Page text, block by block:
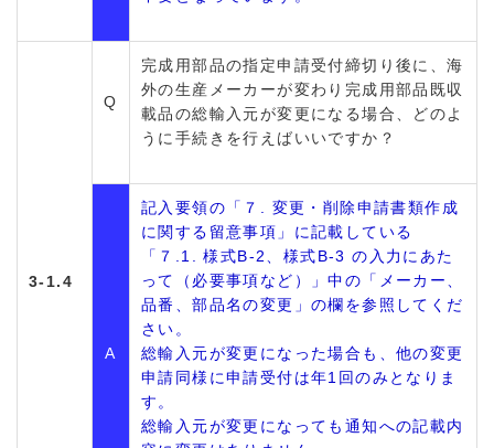
3-1.4
Q
完成用部品の指定申請受付締切り後に、海
外の生産メーカーが変わり完成用部品既収
載品の総輸入元が変更になる場合、どのよ
うに手続きを行えばいいですか？
A
記入要領の「７. 変更・削除申請書類作成
に関する留意事項」に記載している
「７.1. 様式B-2、様式B-3 の入力にあた
って（必要事項など）」中の「メーカー、
品番、部品名の変更」の欄を参照してくだ
さい。
総輸入元が変更になった場合も、他の変更
申請同様に申請受付は年1回のみとなりま
す。
総輸入元が変更になっても通知への記載内